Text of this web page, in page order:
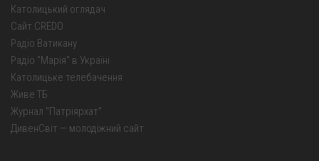
Католицький оглядач
Сайт CREDO
Радіо Ватикану
Радіо "Марія" в Україні
Католицьке телебачення
Живе ТБ
Журнал "Патріярхат"
ДивенСвіт — молодіжний сайт